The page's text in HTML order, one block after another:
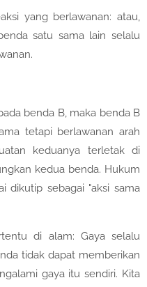
yang berlawanan: atau,
satu sama lain selalu
benda B, maka benda B
tetapi berlawanan arah
keduanya terletak di
kedua benda. Hukum
dikutip sebagai "aksi sama
di alam: Gaya selalu
tidak dapat memberikan
gaya itu sendiri. Kita